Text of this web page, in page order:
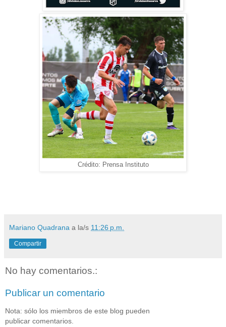
Crédito: Prensa Instituto
Mariano Quadrana a la/s 11:26 p.m.
Compartir
No hay comentarios.:
Publicar un comentario
Nota: sólo los miembros de este blog pueden
publicar comentarios.